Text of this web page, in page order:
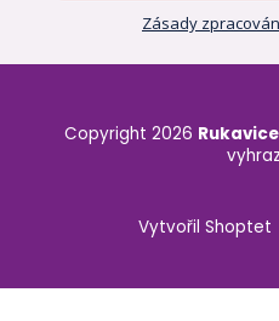
Zásady
Vytvořil Shoptet
Copyright 2026